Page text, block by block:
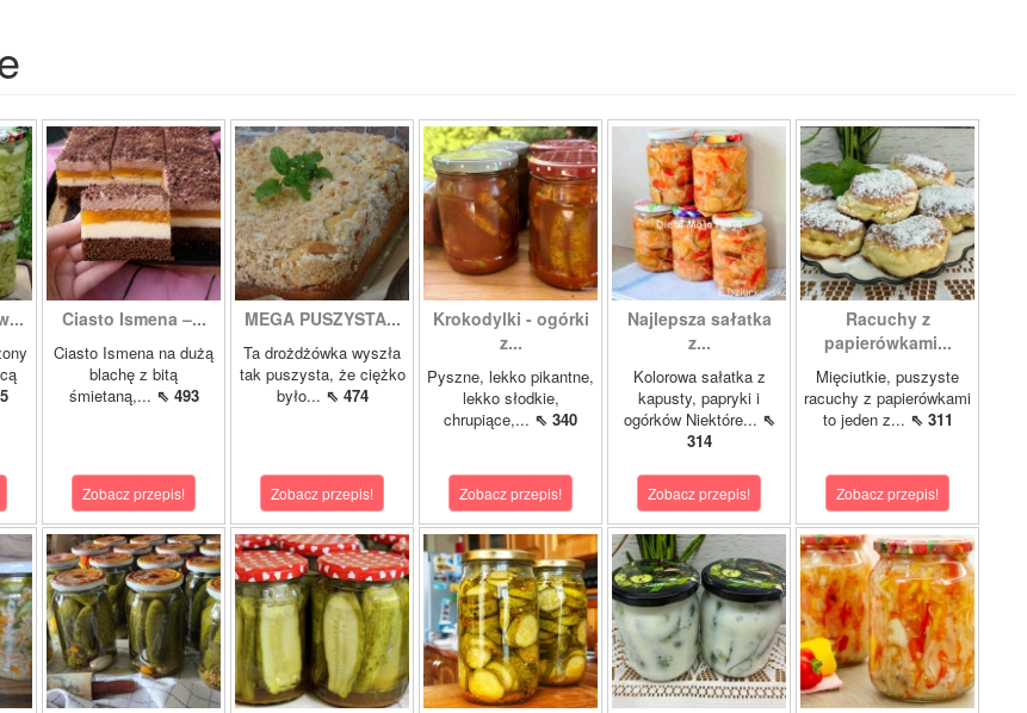
Ciasto Ismena –...
Ciasto Ismena na dużą
blachę z bitą
śmietaną,... ⇖ 493
Zobacz przepis!
MEGA PUSZYSTA...
Ta drożdżówka wyszła
tak puszysta, że ciężko
było... ⇖ 474
Zobacz przepis!
Krokodylki - ogórki
z...
Pyszne, lekko pikantne,
lekko słodkie,
chrupiące,... ⇖ 340
Zobacz przepis!
Najlepsza sałatka
z...
Kolorowa sałatka z
kapusty, papryki i
ogórków Niektóre... ⇖
314
Zobacz przepis!
Racuchy z
papierówkami...
Mięciutkie, puszyste
racuchy z papierówkami
to jeden z... ⇖ 311
Zobacz przepis!